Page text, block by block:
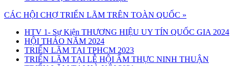
CÁC HỘI CHỢ TRIỂN LÃM TRÊN TOÀN QUỐC »
HTV 1- Sự Kiện THƯƠNG HIỆU UY TÍN QUỐC GIA 2024
HỘI THẢO NĂM 2024
TRIỂN LÃM TẠI TPHCM 2023
TRIỂN LÃM TẠI LỄ HỘI ẨM THỰC NINH THUẬN